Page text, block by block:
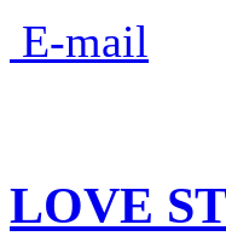
E-mail
LOVE